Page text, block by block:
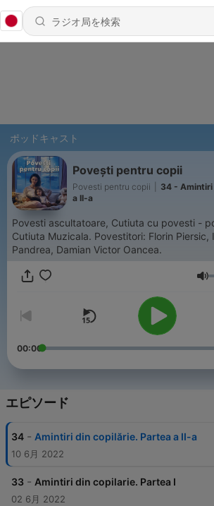
ポッドキャスト
Povești pentru copii
Povesti pentru copii
34 -
a II-a
Povesti ascultatoare, Cutiuta cu povesti -
Cutiuta Muzicala. Povestitori: Florin Piersic,
Pandrea, Damian Victor Oancea.
00:00
エピソード
34 - Amintiri din copilărie. Partea a II-a
10 6月 2022
33 - Amintiri din copilarie. Partea I
02 6月 2022